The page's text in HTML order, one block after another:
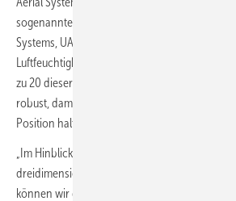
sogenannten „Unbemannten Flugsysteme“
Systems, UAS) messen Windeigenschaften,
Luftfeuchtigkeit mit hoher Auflösung. Vorab
zu 20 dieser kleinen Drohnen durchgeführt.
robust, damit sie auch bei größeren
Position halten und Ergebnisse liefern.
„Im Hinblick auf die Energiewende spielt das
dreidimensionalen, turbulenten Strukturen eine
können wir die Lasten verstehen, denen